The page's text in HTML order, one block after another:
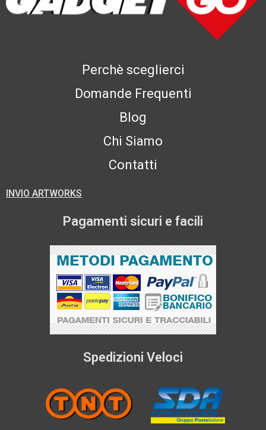
Perchè sceglierci
Domande Frequenti
Blog
Chi Siamo
Contatti
INVIO ARTWORKS
Pagamenti sicuri e facili
Spedizioni Veloci